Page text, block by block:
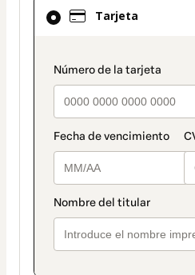
Tarjeta
método
seleccionado
Tarjeta